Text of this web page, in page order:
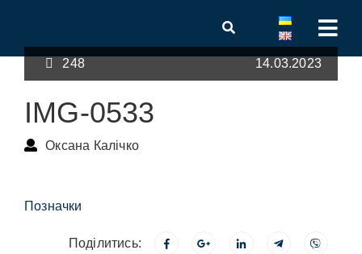
248 14.03.2023
IMG-0533
Оксана Калічко
Позначки
Поділитись: